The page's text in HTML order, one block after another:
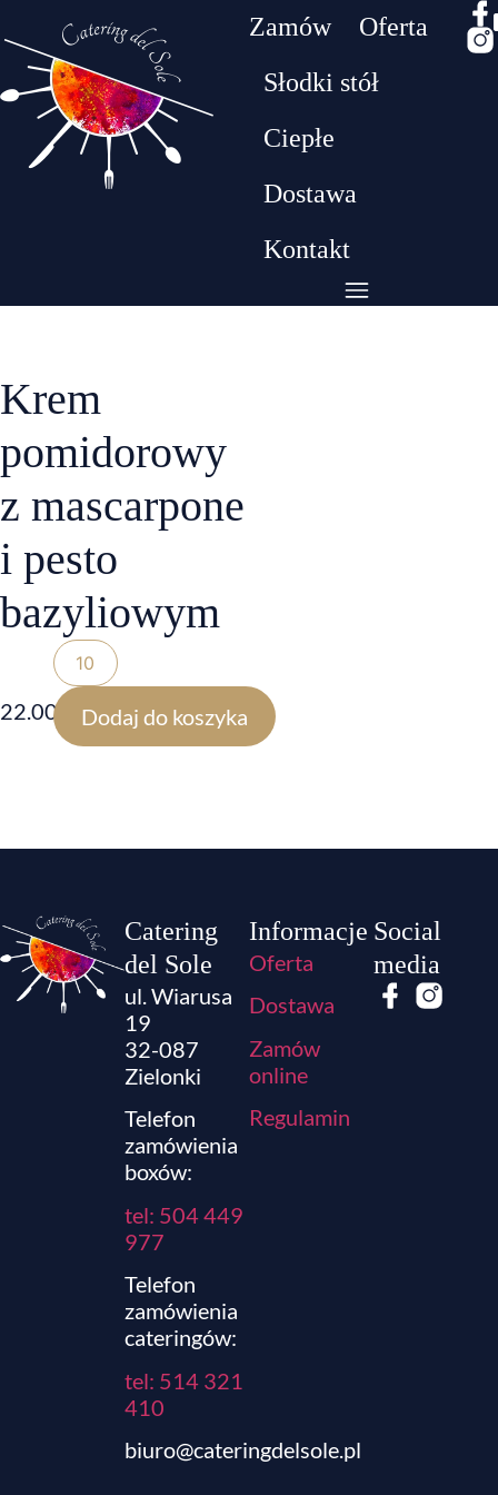
Zamów
Oferta
Słodki stół
Ciepłe
Dostawa
Kontakt
Drodzy klienci! W dniach 26.07 - 09.08 będziemy
przebywać na urlopie. W tym czasie nie
zamówień​
Krem
pomidorowy
z mascarpone
i pesto
bazyliowym
22.00 Dodaj do koszyka
Catering
del Sole
ul. Wiarusa
19
32-087
Zielonki
Telefon
zamówienia
boxów:
tel: 504 449
977
Telefon
zamówienia
cateringów:
tel: 514 321
410
biuro@cateringdelsole.pl
Informacje
Oferta
Dostawa
Zamów
online
Regulamin
Social
media